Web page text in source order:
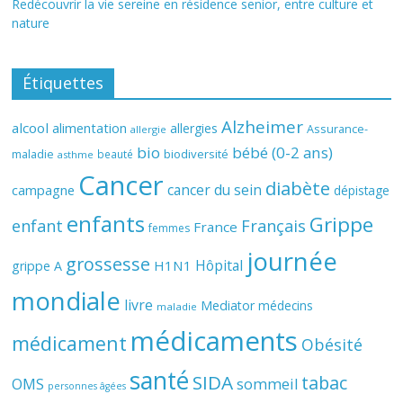
Redécouvrir la vie sereine en résidence senior, entre culture et
nature
Étiquettes
alcool alimentation allergie allergies Alzheimer Assurance-
maladie asthme beauté bio biodiversité bébé (0-2 ans)
campagne Cancer cancer du sein diabète dépistage
enfant enfants femmes France Français Grippe
grippe A grossesse H1N1 Hôpital journée
mondiale livre maladie Mediator médecins
médicament médicaments Obésité
OMS personnes âgées santé SIDAsommeil tabac